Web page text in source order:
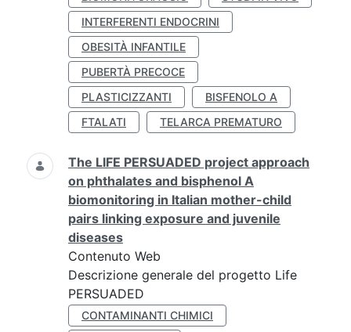
INTERFERENTI ENDOCRINI
OBESITÀ INFANTILE
PUBERTÀ PRECOCE
PLASTICIZZANTI
BISFENOLO A
FTALATI
TELARCA PREMATURO
The LIFE PERSUADED project approach
on phthalates and bisphenol A
biomonitoring in Italian mother-child
pairs linking exposure and juvenile
diseases
Contenuto Web
Descrizione generale del progetto Life
PERSUADED
CONTAMINANTI CHIMICI